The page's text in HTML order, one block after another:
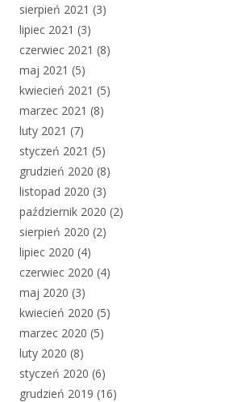
sierpień 2021 (3)
lipiec 2021 (3)
czerwiec 2021 (8)
maj 2021 (5)
kwiecień 2021 (5)
marzec 2021 (8)
luty 2021 (7)
styczeń 2021 (5)
grudzień 2020 (8)
listopad 2020 (3)
październik 2020 (2)
sierpień 2020 (2)
lipiec 2020 (4)
czerwiec 2020 (4)
maj 2020 (3)
kwiecień 2020 (5)
marzec 2020 (5)
luty 2020 (8)
styczeń 2020 (6)
grudzień 2019 (16)